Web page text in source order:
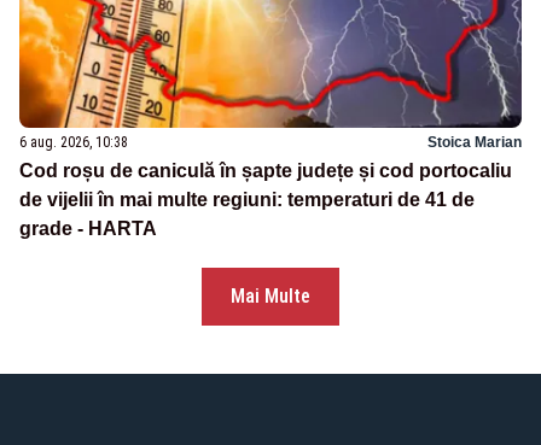
6 aug. 2026, 10:38 Stoica Marian
Cod roșu de caniculă în șapte județe și cod portocaliu
de vijelii în mai multe regiuni: temperaturi de 41 de
grade - HARTA
Mai Multe